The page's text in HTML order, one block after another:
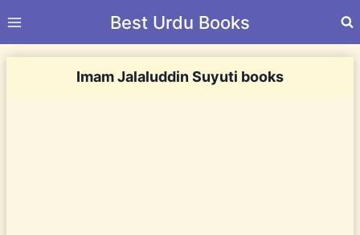
to
Best Urdu Books
Imam Jalaluddin Suyuti books